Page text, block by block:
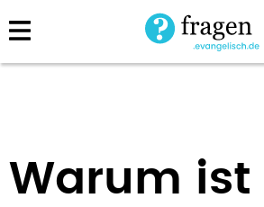
Direkt
zum
Warum ist